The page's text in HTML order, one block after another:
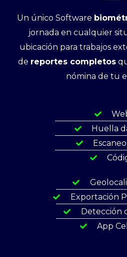
Un único Software
jornada en cualquier
ubicación para trabajos
de reportes completos
nómina de tu
Huella
Escaneo
Exportación
Detección
App